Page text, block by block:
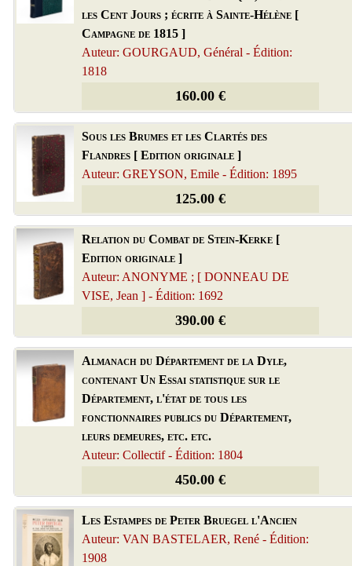
les Cent Jours ; écrite à Sainte-Hélène [
Campagne de 1815 ]
Auteur: GOURGAUD, Général - Édition:
1818
160.00 €
Sous les Brumes et les Clartés des
Flandres [ Edition originale ]
Auteur: GREYSON, Emile - Édition: 1895
125.00 €
Relation du Combat de Stein-Kerke [
Edition originale ]
Auteur: ANONYME ; [ DONNEAU DE
VISE, Jean ] - Édition: 1692
390.00 €
Almanach du Département de la Dyle,
contenant Un Essai statistique sur le
Département, l'état de tous les
fonctionnaires publics du Département,
leurs demeures, etc. etc.
Auteur: Collectif - Édition: 1804
450.00 €
Les Estampes de Peter Bruegel l'Ancien
Auteur: VAN BASTELAER, René - Édition:
1908